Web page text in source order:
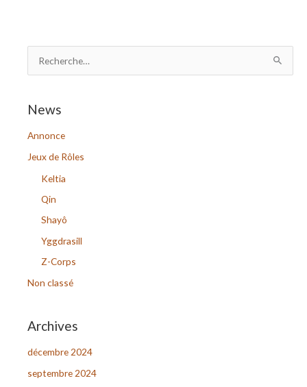
e
r
News
Annonce
Jeux de Rôles
Keltia
Qin
Shayô
Yggdrasill
Z-Corps
Non classé
Archives
décembre 2024
septembre 2024